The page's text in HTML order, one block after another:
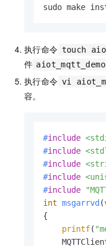
sudo make
执行命令 touch
件
执行命令 vi
容。
#include
#include
#include
#include
#include
int msgarrvd (
{
printf(